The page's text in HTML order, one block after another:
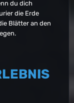
du dich
die Erde
Blätter an den